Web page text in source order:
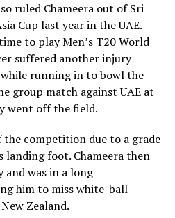
ruled Chameera out of Sri
Cup last year in the UAE.
to play Men’s T20 World
suffered another injury
running in to bowl the
group match against UAE at
went off the field.
competition due to a grade
foot. Chameera then
was in a long
him to miss white-ball
Zealand.